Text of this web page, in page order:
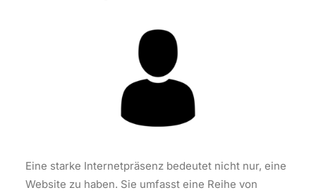
Eine starke Internetpräsenz bedeutet nicht nur, eine
Website zu haben. Sie umfasst eine Reihe von